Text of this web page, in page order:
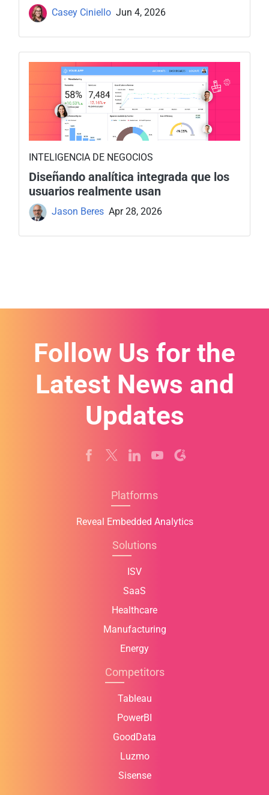
Casey Ciniello Jun 4, 2026
INTELIGENCIA DE NEGOCIOS
Diseñando analítica integrada que los
usuarios realmente usan
Jason Beres Apr 28, 2026
Follow Us for the
Latest News and
Updates
Platforms
Reveal Embedded Analytics
Solutions
ISV
SaaS
Healthcare
Manufacturing
Energy
Competitors
Tableau
PowerBI
GoodData
Luzmo
Sisense